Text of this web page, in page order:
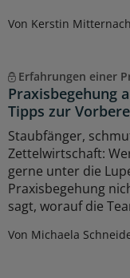
Von Kerstin
Erfahrungen einer
Praxisbegehung
Tipps zur
Staubfänger,
Zettelwirtschaft:
gerne unter die
Praxisbegehung
sagt, worauf die
Von Michaela